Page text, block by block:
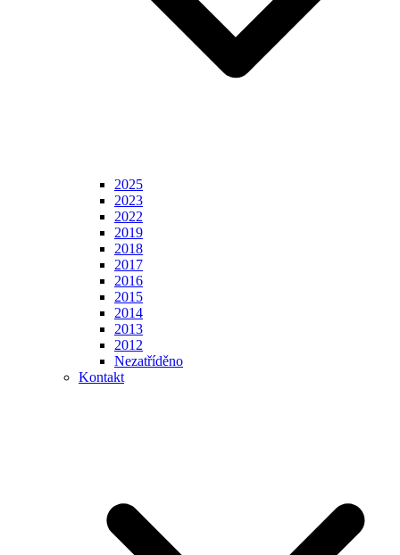
2025
2023
2022
2019
2018
2017
2016
2015
2014
2013
2012
Nezatříděno
Kontakt